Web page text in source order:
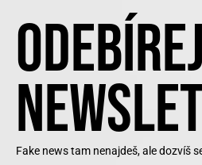
Fake news tam nenajdeš, ale dozvíš